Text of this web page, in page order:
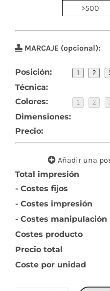
>500
MARCAJE (opcional):
Posición: 1 2
Técnica:
Colores:
1 2
Dimensiones:
Precio:
Añadir una
Total impresión
- Costes fijos
- Costes impresión
- Costes manipulación
Costes producto
Precio total
Coste por unidad